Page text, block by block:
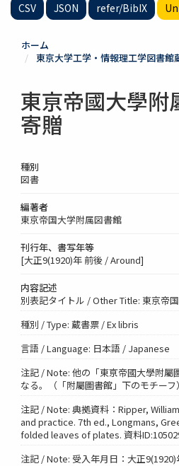
CSV JSON refer/BibIX
ホーム
東京大学工学・情報理工学図書館
東亰帝國大學
寄贈
種別
図書
編著者
東京帝国大学附属図書館
刊行年、書写年等
[大正9(1920)年 前後 / Around]
内容記述
別表記タイトル / Other Title: 東京帝
種別 / Type: 蔵書票 / Ex libris
言語 / Language: 日本語 / Japanese
注記 / Note: 他の「東亰帝國大學附
なる。（「附屬圖書館」下のモチーフ）
注記 / Note: 典拠資料：Ripper,
and practice. 7th ed., Longmans,
folded leaves of plates. 資料
注記 / Note: 受入年月日：大正9(1920)